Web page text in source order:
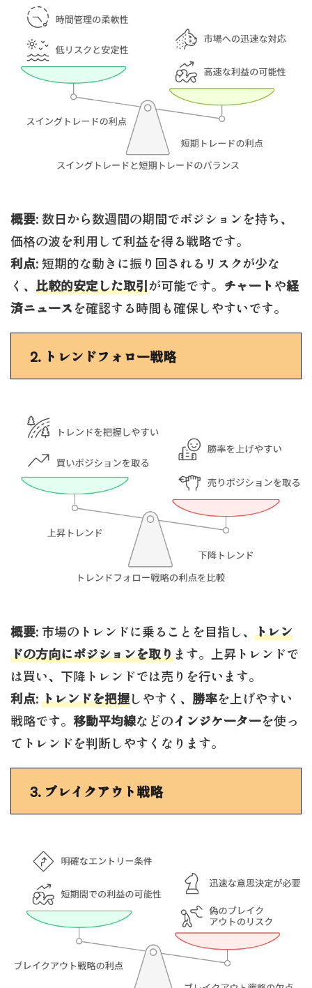
概要: 数日から数週間の期間でポジションを持ち、
価格の波を利用して利益を得る戦略です。
利点: 短期的な動きに振り回されるリスクが少な
く、 比較的安定した取引が可能です。 チャートや経
済ニュースを確認する時間も確保しやすいです。
2. トレンドフォロー戦略
概要: 市場のトレンドに乗ることを目指し、 トレン
ドの方向にポジションを取ります。上昇トレンドで
は買い、下降トレンドでは売りを行います。
利点:トレンドを把握しやすく、 勝率を上げやすい
戦略です。 移動平均線などのインジケーターを使っ
てトレンドを判断しやすくなります。
3. ブレイクアウト戦略